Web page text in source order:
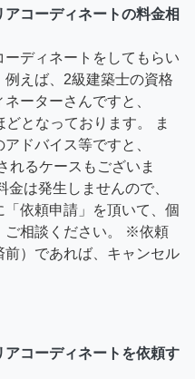
コーディネートの料金相
ディネートをしてもらい
えば、2級建築士の資格
ーターさんですと、
となっております。 ま
ドバイス等ですと、
れるケースもございま
は発生しませんので、
依頼申請」を頂いて、個
ご相談ください。 ※依頼
）であれば、キャンセル
コーディネートを依頼す